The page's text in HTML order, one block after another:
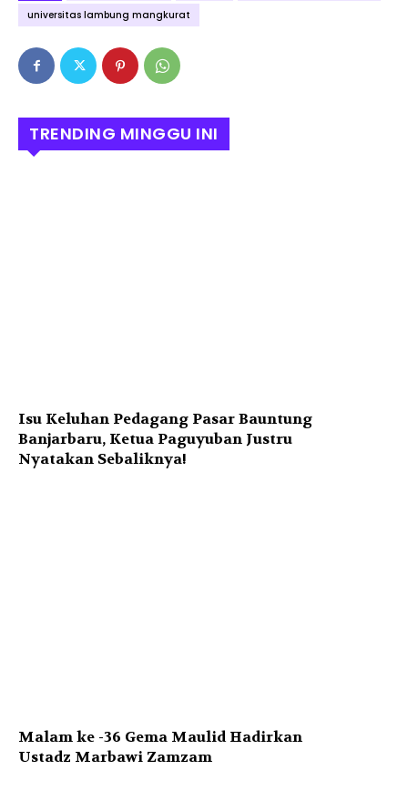
universitas lambung mangkurat
TRENDING MINGGU INI
Isu Keluhan Pedagang Pasar Bauntung
Banjarbaru, Ketua Paguyuban Justru
Nyatakan Sebaliknya!
Malam ke -36 Gema Maulid Hadirkan
Ustadz Marbawi Zamzam